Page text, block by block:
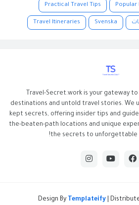
Popular
Practical Travel Tips
Svenska
Travel Itineraries
Travel-Secret.work is your gateway
destinations and untold travel stories. We
kept secrets, offering insider tips and
the-beaten-path locations and unique
the secrets to unforgettable
Design By Templateify |